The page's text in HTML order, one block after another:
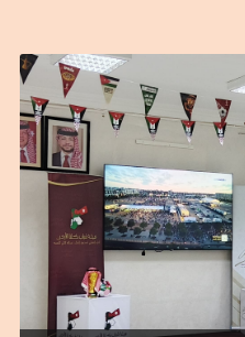
بمحافظات المملكة،
لمتابعة البث المباشر
الوطني